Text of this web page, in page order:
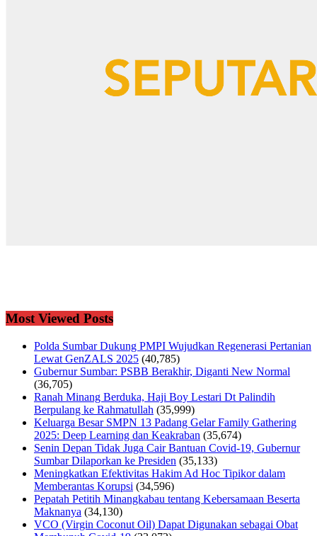
Most Viewed Posts
Polda Sumbar Dukung PMPI Wujudkan Regenerasi Pertanian
Lewat GenZALS 2025 (40,785)
Gubernur Sumbar: PSBB Berakhir, Diganti New Normal
(36,705)
Ranah Minang Berduka, Haji Boy Lestari Dt Palindih
Berpulang ke Rahmatullah (35,999)
Keluarga Besar SMPN 13 Padang Gelar Family Gathering
2025: Deep Learning dan Keakraban (35,674)
Senin Depan Tidak Juga Cair Bantuan Covid-19, Gubernur
Sumbar Dilaporkan ke Presiden (35,133)
Meningkatkan Efektivitas Hakim Ad Hoc Tipikor dalam
Memberantas Korupsi (34,596)
Pepatah Petitih Minangkabau tentang Kebersamaan Beserta
Maknanya (34,130)
VCO (Virgin Coconut Oil) Dapat Digunakan sebagai Obat